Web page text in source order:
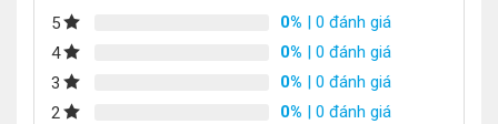
5 0% | 0 đánh giá
4
0% | 0 đánh giá
3
0% | 0 đánh giá
2
0% | 0 đánh giá